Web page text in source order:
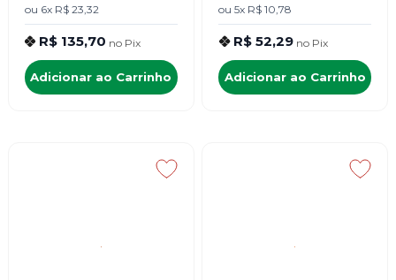
ou 6x R$ 23,32
R$ 135,70 no Pix
Adicionar ao Carrinho
ou 5x R$ 10,78
R$ 52,29 no Pix
Adicionar ao Carrinho